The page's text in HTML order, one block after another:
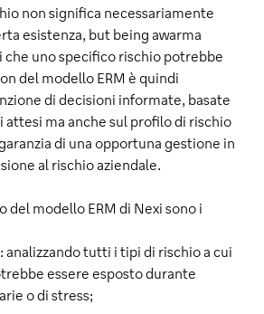
non significa necessariamente
esistenza, but being awarma
che uno specifico rischio potrebbe
del modello ERM è quindi
di decisioni informate, basate
attesi ma anche sul profilo di rischio
di una opportuna gestione in
al rischio aziendale.
del modello ERM di Nexi sono i
: analizzando tutti i tipi di rischio a cui
essere esposto durante
o di stress;